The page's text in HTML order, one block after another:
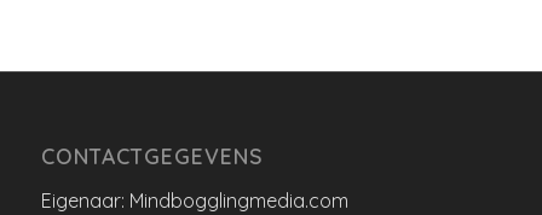
CONTACTGEGEVENS
Eigenaar: Mindbogglingmedia.com